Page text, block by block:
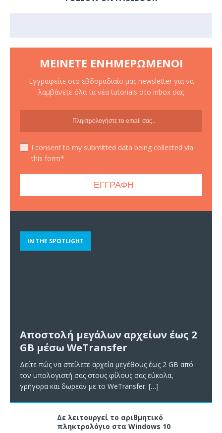
ΜΕΊΝΕΤΕ ΕΝΗΜΕΡΩΜΈΝΟΙ
Εγγραφείτε στο εβδομαδιαίο μας newsletter για να
λαμβάνετε όλα τα νέα tutorials στο inbox σας
I consent to my submitted data being collected via
this form*
IN THE SPOTLIGHT
Αποστολή μεγάλων αρχείων έως 2
GB μέσω WeTransfer
Δείτε πώς να στείλετε αρχεία μεγέθους έως 2 GB από
τον υπολογιστή σας στους φίλους σας εύκολα,
γρήγορα και δωρεάν με το WeTransfer. […]
Δε λειτουργεί το αριθμητικό
πληκτρολόγιο στα Windows 10